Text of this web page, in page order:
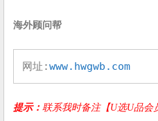
海外顾问帮
网址:www.hwgwb.com
提示：联系我时备注【U选U品会